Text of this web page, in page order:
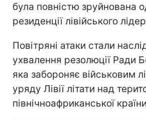
була повністю зруйнована
резиденції лівійського
Повітряні атаки стали
ухвалення резолюції Ради
яка забороняє військовим
уряду Лівії літати над
північноафриканської